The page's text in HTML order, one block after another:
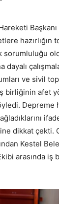
Başkanı
hazırlığın
sorumluluğu
dayalı
ve sivil
birliğinin afet
Depreme
dikkat çekti.
Kestel
arasında iş